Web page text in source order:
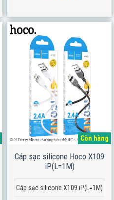
Còn hàng
Cáp sạc silicone Hoco X109
iP(L=1M)
Cáp sạc silicone X109 iP(L=1M)